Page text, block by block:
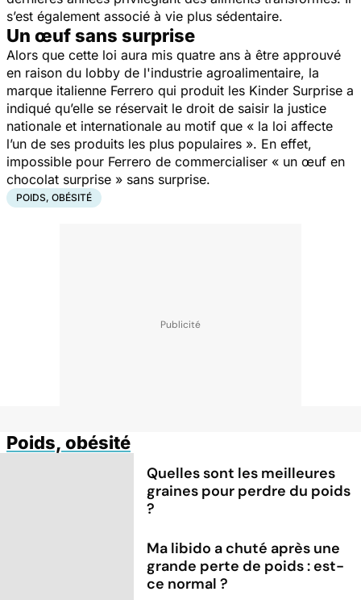
s’est également associé à vie plus sédentaire.
Un œuf sans surprise
Alors que cette loi aura mis quatre ans à être approuvé
en raison du lobby de l'industrie agroalimentaire, la
marque italienne Ferrero qui produit les Kinder Surprise a
indiqué qu’elle se réservait le droit de saisir la justice
nationale et internationale au motif que « la loi affecte
l’un de ses produits les plus populaires ». En effet,
impossible pour Ferrero de commercialiser « un œuf en
chocolat surprise » sans surprise.
POIDS, OBÉSITÉ
Poids, obésité
Quelles sont les meilleures
graines pour perdre du poids
?
Ma libido a chuté après une
grande perte de poids : est-
ce normal ?